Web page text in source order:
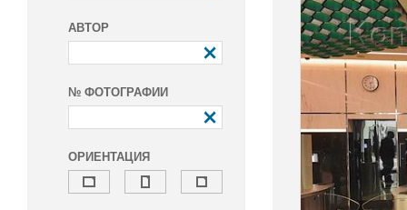
АВТОР
№ ФОТОГРАФИИ
ОРИЕНТАЦИЯ